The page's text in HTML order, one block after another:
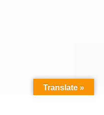
Translate »